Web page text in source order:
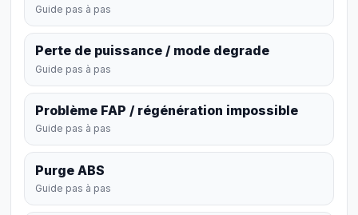
Guide pas à pas
Perte de puissance / mode degrade
Guide pas à pas
Problème FAP / régénération impossible
Guide pas à pas
Purge ABS
Guide pas à pas